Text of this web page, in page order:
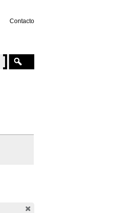
Contacto